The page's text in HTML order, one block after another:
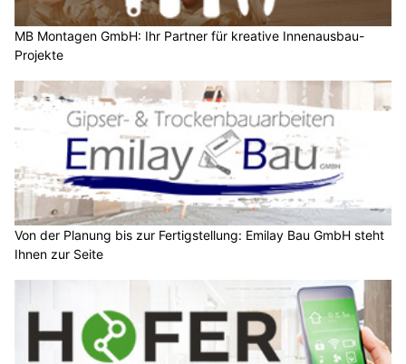
MB Montagen GmbH: Ihr Partner für kreative Innenausbau-
Projekte
Von der Planung bis zur Fertigstellung: Emilay Bau GmbH steht
Ihnen zur Seite